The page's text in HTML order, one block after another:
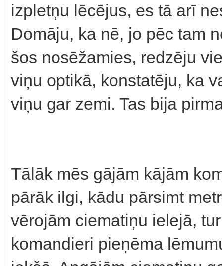
izpletņu lēcējus, es tā arī
Domāju, ka nē, jo pēc tam
šos nosēžamies, redzēju
viņu optikā, konstatēju, ka
viņu gar zemi. Tas bija
Tālāk mēs gājām kājām
pārāk ilgi, kādu pārsimt
vērojām ciematiņu ielejā,
komandieri pieņēma